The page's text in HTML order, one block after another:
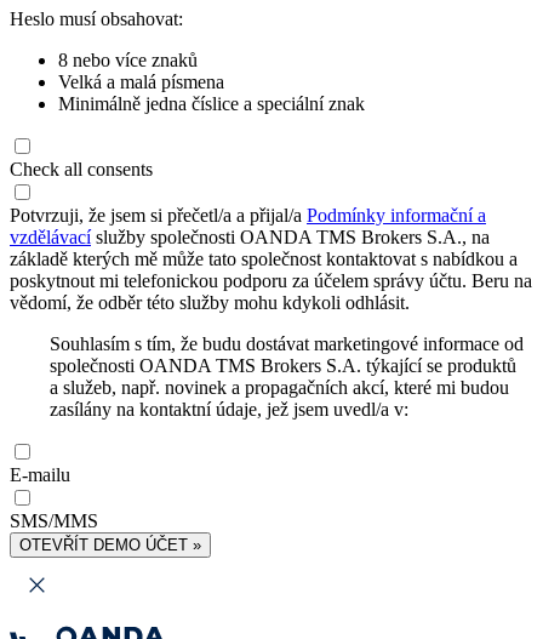
Heslo musí obsahovat:
8 nebo více znaků
Velká a malá písmena
Minimálně jedna číslice a speciální znak
Check all consents
Potvrzuji, že jsem si přečetl/a a přijal/a Podmínky informační a
vzdělávacíslužby společnosti OANDA TMS Brokers S.A., na
základě kterých mě může tato společnost kontaktovat s nabídkou a
poskytnout mi telefonickou podporu za účelem správy účtu. Beru na
vědomí, že odběr této služby mohu kdykoli odhlásit.
Souhlasím s tím, že budu dostávat marketingové informace od
společnosti OANDA TMS Brokers S.A. týkající se produktů
a služeb, např. novinek a propagačních akcí, které mi budou
zasílány na kontaktní údaje, jež jsem uvedl/a v:
E-mailu
SMS/MMS
OTEVŘÍT DEMO ÚČET »